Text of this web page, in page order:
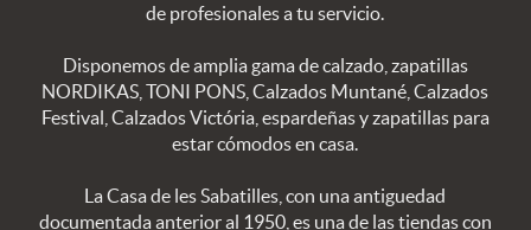
de profesionales a tu servicio.
Disponemos de amplia gama de calzado, zapatillas
NORDIKAS, TONI PONS, Calzados Muntané, Calzados
Festival, Calzados Victória, espardeñas y zapatillas para
estar cómodos en casa.
La Casa de les Sabatilles, con una antiguedad
documentada anterior al 1950, es una de las tiendas con